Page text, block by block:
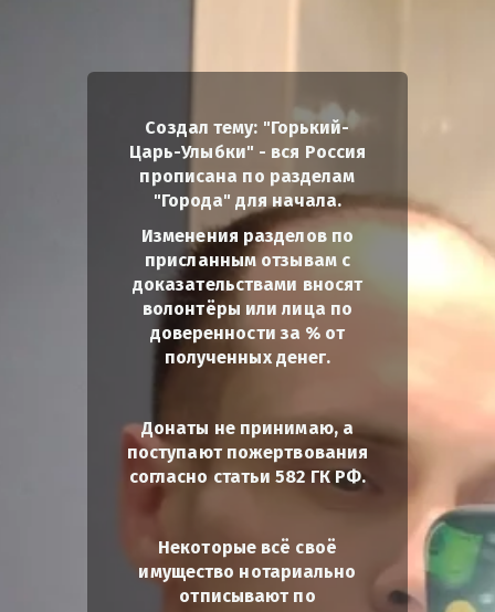
Создал тему: "Горький-
Царь-Улыбки" - вся Россия
прописана по разделам
"Города" для начала.
Изменения разделов по
присланным отзывам с
доказательствами вносят
волонтёры или лица по
доверенности за % от
полученных денег.
Донаты не принимаю, а
поступают пожертвования
согласно статьи 582 ГК РФ.
Некоторые всё своё
имущество нотариально
отписывают по